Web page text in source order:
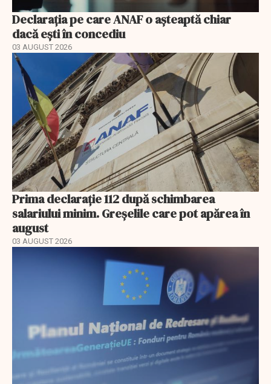
Declarația pe care ANAF o așteaptă chiar
dacă ești în concediu
03 AUGUST 2026
Prima declarație 112 după schimbarea
salariului minim. Greșelile care pot apărea în
august
03 AUGUST 2026